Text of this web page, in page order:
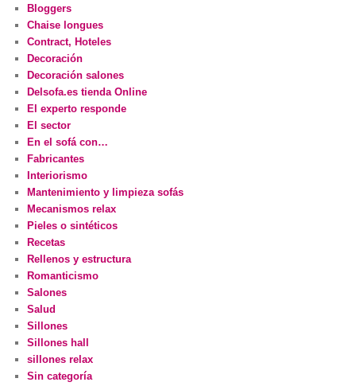
Bloggers
Chaise longues
Contract, Hoteles
Decoración
Decoración salones
Delsofa.es tienda Online
El experto responde
El sector
En el sofá con…
Fabricantes
Interiorismo
Mantenimiento y limpieza sofás
Mecanismos relax
Pieles o sintéticos
Recetas
Rellenos y estructura
Romanticismo
Salones
Salud
Sillones
Sillones hall
sillones relax
Sin categoría